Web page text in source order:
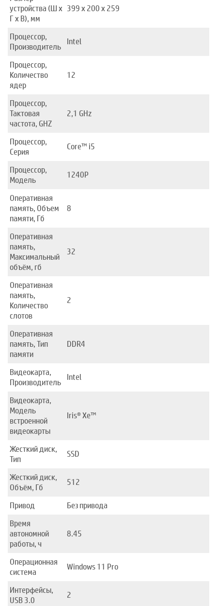
устройства (Ш x
Г x В), мм
399 x 200 x 259
Процессор,
Производитель
Intel
Процессор,
Количество
ядер
12
Процессор,
Тактовая
частота, GHZ
2,1 GHz
Процессор,
Серия
Core™ i5
Процессор,
Модель
1240P
Оперативная
память, Объем
памяти, Гб
8
Оперативная
память,
Максимальный
объём, гб
32
Оперативная
память,
Количество
слотов
2
Оперативная
память, Тип
памяти
DDR4
Видеокарта,
Производитель
Intel
Видеокарта,
Модель
встроенной
видеокарты
Iris® Xe™
Жесткий диск,
Тип
SSD
Жесткий диск,
Объём, Гб
512
Привод
Без привода
Время
автономной
работы, ч
8.45
Операционная
система
Windows 11 Pro
Интерфейсы,
USB 3.0
2